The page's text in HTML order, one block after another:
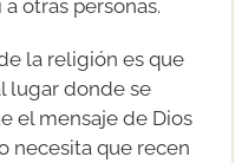
otras personas.
la religión es que
lugar donde se
el mensaje de Dios
necesita que recen